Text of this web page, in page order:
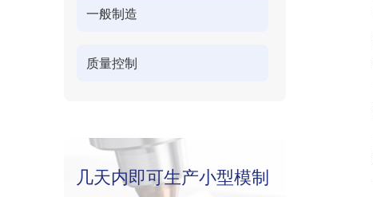
一般制造
质量控制
几天内即可生产小型模制